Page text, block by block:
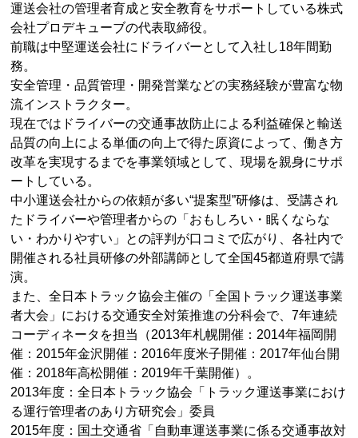
運送会社の管理者育成と安全教育をサポートしている株式
会社プロデキューブの代表取締役。
前職は中堅運送会社にドライバーとして入社し18年間勤
務。
安全管理・品質管理・開発営業などの実務経験が豊富な物
流インストラクター。
現在ではドライバーの交通事故防止による利益確保と輸送
品質の向上による単価の向上で得た原資によって、働き方
改革を実現するまでを事業領域として、現場を親身にサポ
ートしている。
中小運送会社からの依頼が多い“提案型”研修は、受講され
たドライバーや管理者からの「おもしろい・眠くならな
い・わかりやすい」との評判が口コミで広がり、各社内で
開催される社員研修の外部講師として全国45都道府県で講
演。
また、全日本トラック協会主催の「全国トラック運送事業
者大会」における交通安全対策推進の分科会で、7年連続
コーディネータを担当（2013年札幌開催：2014年福岡開
催：2015年金沢開催：2016年度米子開催：2017年仙台開
催：2018年高松開催：2019年千葉開催）。
2013年度：全日本トラック協会「トラック運送事業におけ
る運行管理者のあり方研究会」委員
2015年度：国土交通省「自動車運送事業に係る交通事故対